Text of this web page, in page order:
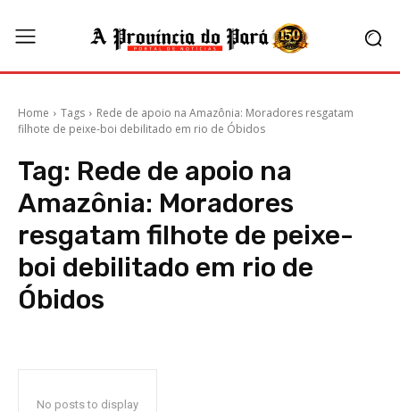
Home Tags
Rede de apoio na Amazônia: Moradores resgatam
filhote de peixe-boi debilitado em rio de Óbidos
Tag: Rede de apoio na
Amazônia: Moradores
resgatam filhote de peixe-
boi debilitado em rio de
Óbidos
No posts to display